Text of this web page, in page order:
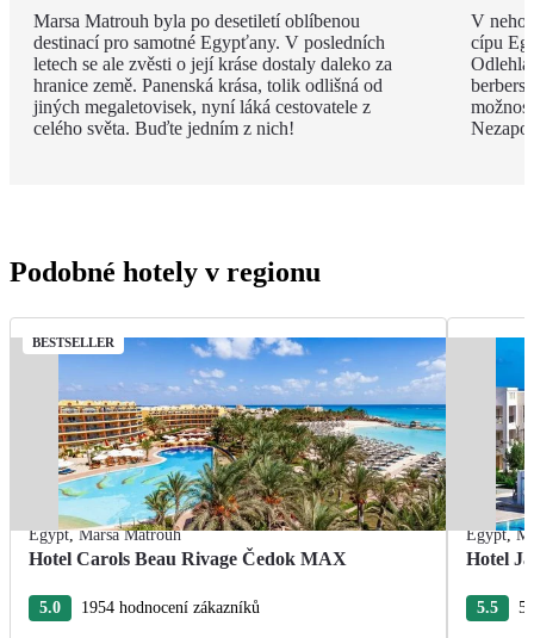
Marsa Matrouh byla po desetiletí oblíbenou
destinací pro samotné Egypťany. V posledních
letech se ale zvěsti o její kráse dostaly daleko za
hranice země. Panenská krása, tolik odlišná od
jiných megaletovisek, nyní láká cestovatele z
celého světa. Buďte jedním z nich!
V
cípu
Odlehlá
Podobné hotely v regionu
BESTSELLER
Egypt,Marsa Matrouh
Hotel Carols Beau Rivage Čedok MAX
5.0 1954 hodnocení zákazníků
Egypt,
Hotel
5.5